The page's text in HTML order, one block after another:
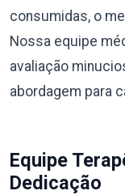
consumidas, o
Nossa equipe
avaliação
abordagem para
Equipe
Dedicação